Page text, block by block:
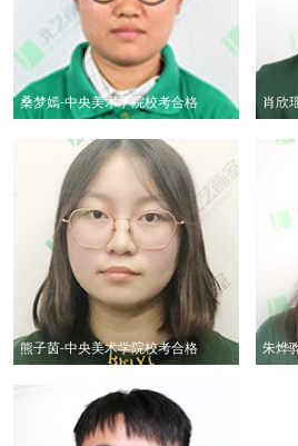
桑梦嫣-中央美术学院校考合格 肖欣
熊子茵-中央美术学院校考合格 朱烨